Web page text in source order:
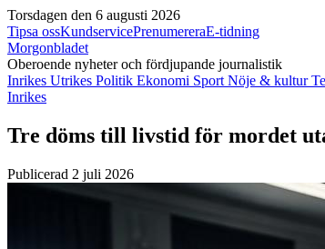
Torsdagen den 6 augusti 2026
Tipsa ossKundservicePrenumereraE-tidning
Morgonbladet
Oberoende nyheter och fördjupande journalistik
Inrikes Utrikes Politik Ekonomi Sport Nöje & kultur
Inrikes
Tre döms till livstid för mordet
Publicerad 2 juli 2026